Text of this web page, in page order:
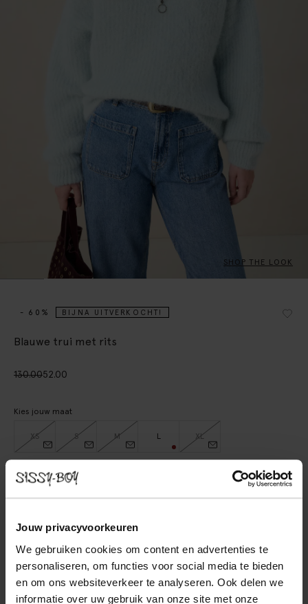
Jouw privacyvoorkeuren
We gebruiken cookies om content en advertenties te
personaliseren, om functies voor social media te bieden
en om ons websiteverkeer te analyseren. Ook delen we
informatie over uw gebruik van onze site met onze
SHOP THE LOOK
- 60% BIJNA UITVERKOCHT!
Blauwe trui met rits
130.0052.00
Kies jouw maat
XS S M L XL
Gratis verzending naar winkel
Achteraf betalen
Snelle levering